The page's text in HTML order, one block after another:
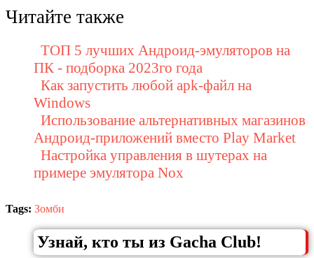
Читайте также
ТОП 5 лучших Андроид-эмуляторов на
ПК - подборка 2023го года
Как запустить любой apk-файл на
Windows
Использование альтернативных магазинов
Андроид-приложений вместо Play Market
Настройка управления в шутерах на
примере эмулятора Nox
Tags: Зомби
Узнай, кто ты из Gacha Club!